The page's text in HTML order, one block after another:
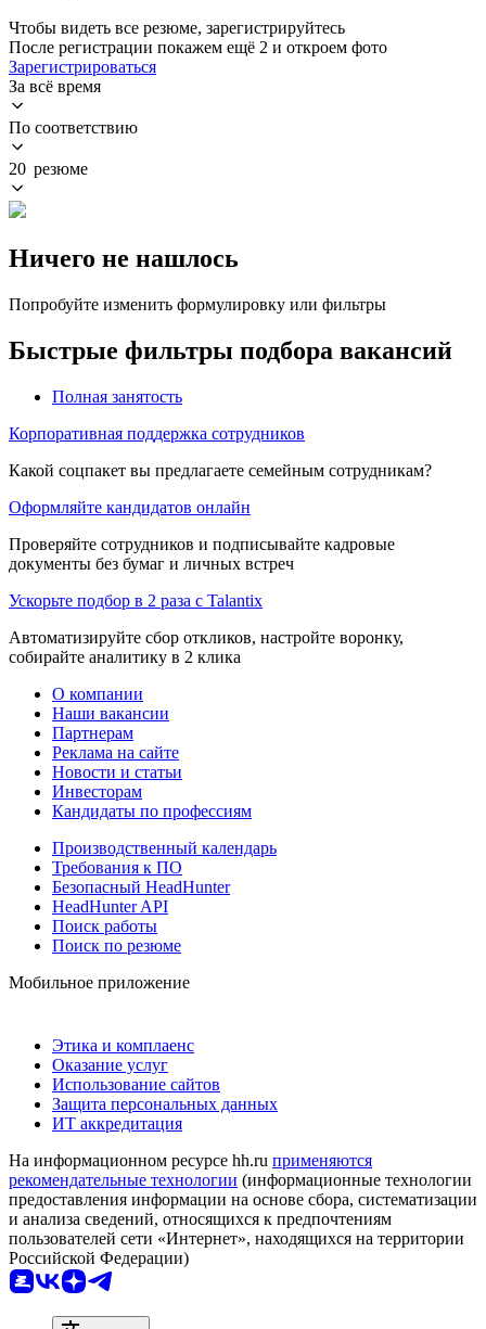
Чтобы видеть все резюме, зарегистрируйтесь
После регистрации покажем ещё 2 и откроем фото
Зарегистрироваться
За всё время
По соответствию
20 резюме
Ничего не нашлось
Попробуйте изменить формулировку или фильтры
Быстрые фильтры подбора вакансий
Полная занятость
Корпоративная поддержка сотрудников
Какой соцпакет вы предлагаете семейным сотрудникам?
Оформляйте кандидатов онлайн
Проверяйте сотрудников и подписывайте кадровые
документы без бумаг и личных встреч
Ускорьте подбор в 2 раза с Talantix
Автоматизируйте сбор откликов, настройте воронку,
собирайте аналитику в 2 клика
О компании
Наши вакансии
Партнерам
Реклама на сайте
Новости и статьи
Инвесторам
Кандидаты по профессиям
Производственный календарь
Требования к ПО
Безопасный HeadHunter
HeadHunter API
Поиск работы
Поиск по резюме
Мобильное приложение
Этика и комплаенс
Оказание услуг
Использование сайтов
Защита персональных данных
ИТ аккредитация
На информационном ресурсе hh.ru применяются
рекомендательные технологии (информационные технологии
предоставления информации на основе сбора, систематизации
и анализа сведений, относящихся к предпочтениям
пользователей сети «Интернет», находящихся на территории
Российской Федерации)